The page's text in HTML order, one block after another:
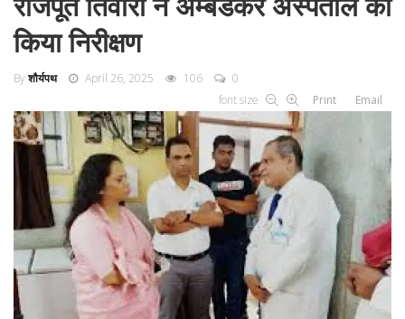
किया निरीक्षण
Byशौर्यपथ April 26, 2025 106
0
font size
Print Email